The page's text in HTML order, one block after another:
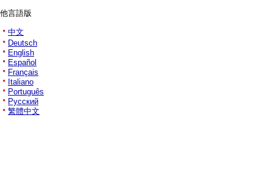
他言語版
中文
Deutsch
English
Español
Français
Italiano
Português
Русский
繁體中文